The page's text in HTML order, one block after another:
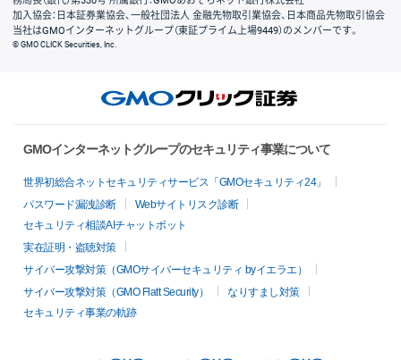
加入協会：日本証券業協会、一般社団法人 金融先物取引業協会、日本商品先物取引協会
当社はGMOインターネットグループ（東証プライム上場9449）のメンバーです。
© GMO CLICK Securities, Inc.
GMOインターネットグループのセキュリティ事業について
世界初総合ネットセキュリティサービス「GMOセキュリティ24」
パスワード漏洩診断
Webサイトリスク診断
セキュリティ相談AIチャットボット
実在証明・盗聴対策
サイバー攻撃対策（GMOサイバーセキュリティ byイエラエ）
サイバー攻撃対策（GMO Flatt Security）
なりすまし対策
セキュリティ事業の軌跡